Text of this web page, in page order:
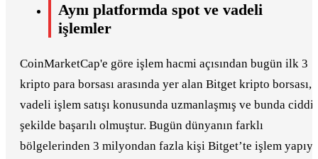
Aynı platformda spot ve vadeli
işlemler
CoinMarketCap'e göre işlem hacmi açısından bugün ilk 3
kripto para borsası arasında yer alan Bitget kripto borsası,
vadeli işlem satışı konusunda uzmanlaşmış ve bunda ciddi
şekilde başarılı olmuştur. Bugün dünyanın farklı
bölgelerinden 3 milyondan fazla kişi Bitget’te işlem